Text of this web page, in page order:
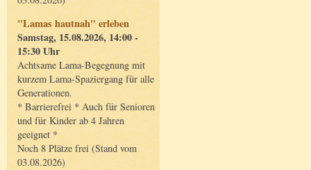
"Lamas hautnah" erleben
Samstag, 15.08.2026, 14:00 -
15:30 Uhr
Achtsame Lama-Begegnung mit
kurzem Lama-Spaziergang für alle
Generationen.
* Barrierefrei * Auch für Senioren
und für Kinder ab 4 Jahren
geeignet *
Noch 8 Plätze frei (Stand vom
03.08.2026)